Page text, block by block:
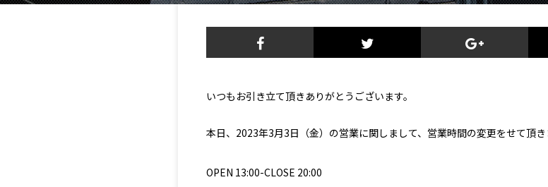
いつもお引き立て頂きありがとうございます。
本日、2023年3月3日（金）の営業に関しまして、営業時間の変更をせて頂き
OPEN 13:00-CLOSE 20:00